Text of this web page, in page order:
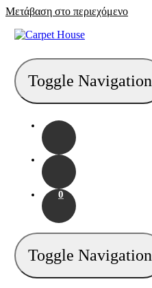
Μετάβαση στο περιεχόμενο
Toggle Navigation
0
Toggle Navigation